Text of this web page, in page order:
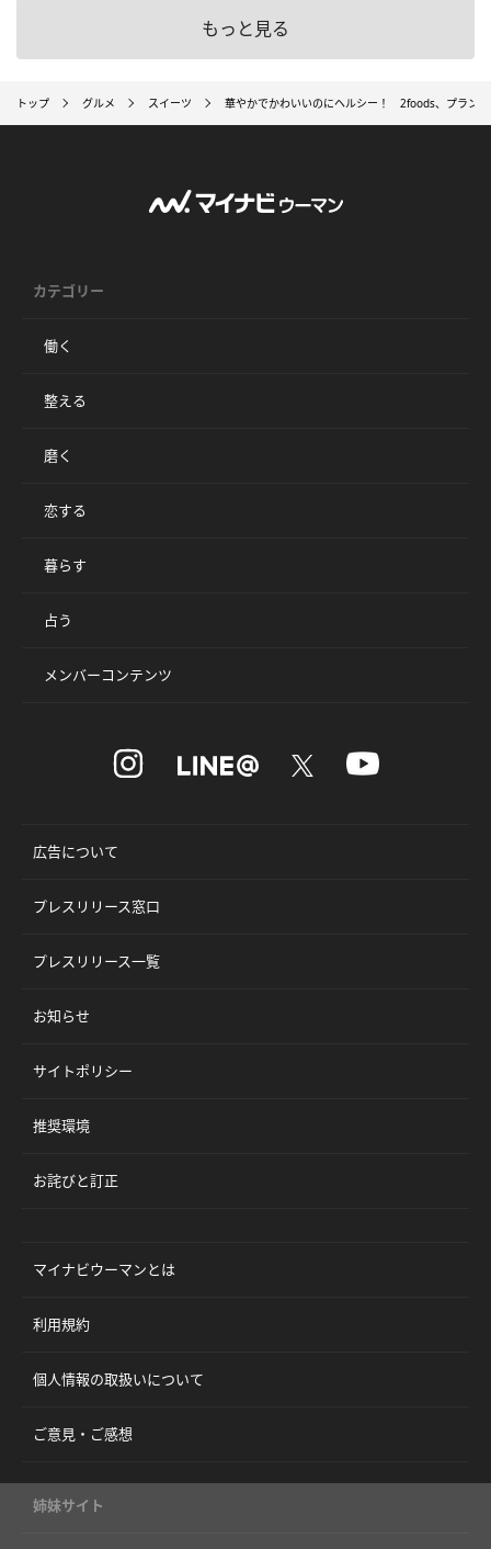
もっと見る
トップ グルメ スイーツ 華やかでかわいいのにヘルシー！ 2foods、プラン
カテゴリー
働く
整える
磨く
恋する
暮らす
占う
メンバーコンテンツ
広告について
プレスリリース窓口
プレスリリース一覧
お知らせ
サイトポリシー
推奨環境
お詫びと訂正
マイナビウーマンとは
利用規約
個人情報の取扱いについて
ご意見・ご感想
姉妹サイト